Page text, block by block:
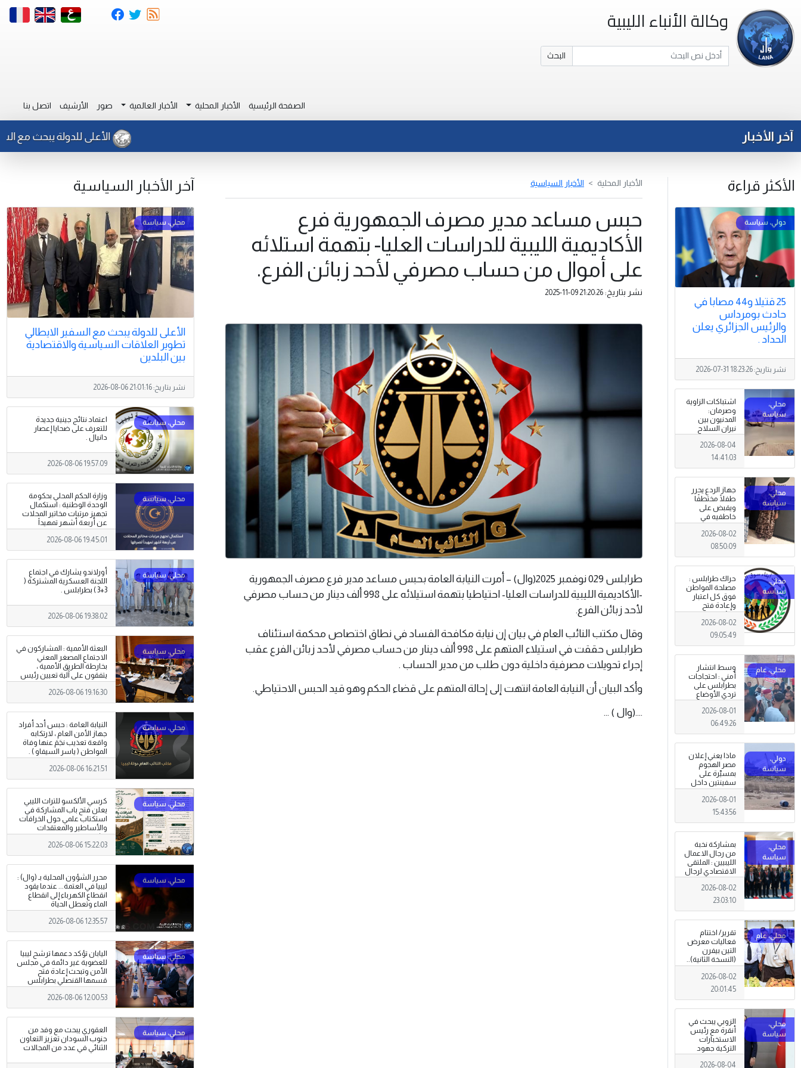
وكالة الأنباء الليبية
البحث
الصفحة الرئيسية الأخبار المحلية الأخبار العالمية صور الأرشيف اتصل بنا
آخر الأخبار الأعلى للدولة يبحث مع السفير
الأكثر قراءة
25 قتيلا و44 مصابا في
حادث بومرداس
والرئيس الجزائري يعلن
الحداد .
نشر بتاريخ:2026-07-31 18:23:26
اشتباكات الزاوية
وصرمان:
المدنيون بين
نيران السلاح
المنتشر خارج
سلطة القانون
2026-08-04
14:41:03
جهاز الردع يحرر
طفلًا مختطفًا
ويقبض على
خاطفيه في
طرابلس
2026-08-02
08:50:09
حراك طرابلس :
مصلحة المواطن
فوق كل اعتبار
وإعادة فتح
المؤسسات
جاءت استجابةً
للإرادة الشعبية
2026-08-02
09:05:49
وسط انتشار
أمني : احتجاجات
بطرابلس على
تردي الأوضاع
المعيشية وتدني
الخدمات العامة .
2026-08-01
06:49:26
ماذا يعني إعلان
مصر الهجوم
بمسيّرة على
سفينتين داخل
ميناء دمياط؟
(قراءة تحليلية)
2026-08-01
15:43:56
بمشاركة نخبة
من رجال الاعمال
الليبيين : الملتقى
الاقتصادي لرجال
الاعمال 2026
تبدأ فعاليات
بمدينة سرت .
2026-08-02
23:03:10
تقرير/ اختتام
فعاليات معرض
التين بيفرن
(النسخة الثانية)..
تظاهرة وطنية
وصمود
للمزارعين في
2026-08-02
20:01:45
الزوبي يبحث في
أنقرة مع رئيس
الاستخبارات
التركية جهود
توحيد المؤسسة
العسكرية على
2026-08-04
الأخبار المحلية الأخبار السياسية
حبس مساعد مدير مصرف الجمهورية فرع
الأكاديمية الليبية للدراسات العليا- بتهمة استلائه
على أموال من حساب مصرفي لأحد زبائن الفرع.
نشر بتاريخ: 2025-11-09 21:20:26
طرابلس 029 نوفمبر 2025(وال) – أمرت النيابة العامة بحبس مساعد مدير فرع مصرف الجمهورية
-الأكاديمية الليبية للدراسات العليا- احتياطيا بتهمة استيلائه على 998 ألف دينار من حساب مصرفي
لأحد زبائن الفرع.
وقال مكتب النائب العام في بيان إن نيابة مكافحة الفساد في نطاق اختصاص محكمة استئناف
طرابلس حققت في استيلاء المتهم على 998 ألف دينار من حساب مصرفي لأحد زبائن الفرع عقب
إجراء تحويلات مصرفية داخلية دون طلب من مدير الحساب .
وأكد البيان أن النيابة العامة انتهت إلى إحالة المتهم على قضاء الحكم وهو قيد الحبس الاحتياطي.
....(وال ) ...
آخر الأخبار السياسية
الأعلى للدولة يبحث مع السفير الايطالي
تطوير العلاقات السياسية والاقتصادية
بين البلدين
نشر بتاريخ:2026-08-06 21:01:16
اعتماد نتائج جينية جديدة
للتعرف على ضحايا إعصار
دانيال .
2026-08-06 19:57:09
وزارة الحكم المحلي بحكومة
الوحدة الوطنية : استكمال
تجهيز مرتبات مخاتير المحلات
عن أربعة أشهر تمهيداً
لصرفها .
2026-08-06 19:45:01
أورلاندو يشارك في اجتماع
اللجنة العسكرية المشتركة (
3+3 ) بطرابلس .
2026-08-06 19:38:02
البعثة الأممية : المشاركون في
الاجتماع المصغر المعني
بخارطة الطريق الأممية ،
يتفقون على آلية تعيين رئيس
مفوضية الانتخابات
2026-08-06 19:16:30
النيابة العامة : حبس أحد أفراد
جهاز الأمن العام ، لارتكابه
واقعة تعذيب نجَمَ عنها وفاة
المواطن ( ياسر السيفاو ) .
2026-08-06 16:21:51
كرسي الألكسو للتراث الليبي
يعلن فتح باب المشاركة في
استكتاب علمي حول الخرافات
والأساطير والمعتقدات
الشعبية
2026-08-06 15:22:03
محرر الشؤون المحلية بـ (وال) :
ليبيا في العتمة... عندما يقود
انقطاع الكهرباء إلى انقطاع
الماء وتعطل الحياة
2026-08-06 12:35:57
اليابان تؤكد دعمها ترشح ليبيا
للعضوية غير دائمة في مجلس
الأمن وتبحث إعادة فتح
قسمها القنصلي بطرابلس
2026-08-06 12:00:53
العقوري يبحث مع وفد من
جنوب السودان تعزيز التعاون
الثنائي في عدد من المجالات